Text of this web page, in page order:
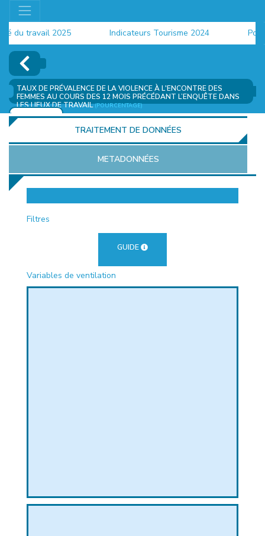
travail 2025 Indicateurs Tourisme 2024
TAUX DE PRÉVALENCE DE LA VIOLENCE À L'ENCONTRE DES
FEMMES AU COURS DES 12 MOIS PRÉCÉDANT L’ENQUÊTE DANS
LES LIEUX DE TRAVAIL(POURCENTAGE)
AJOUTER
TRAITEMENT DE DONNÉES
METADONNÉES
Filtres
GUIDE
Variables de ventilation